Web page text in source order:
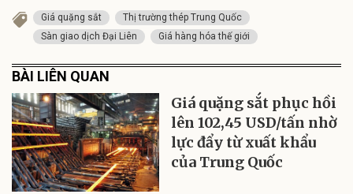
Giá quặng sắt
Thị trường thép Trung Quốc
Sàn giao dịch Đại Liên
Giá hàng hóa thế giới
BÀI LIÊN QUAN
Giá quặng sắt phục hồi
lên 102,45 USD/tấn nhờ
lực đẩy từ xuất khẩu
của Trung Quốc